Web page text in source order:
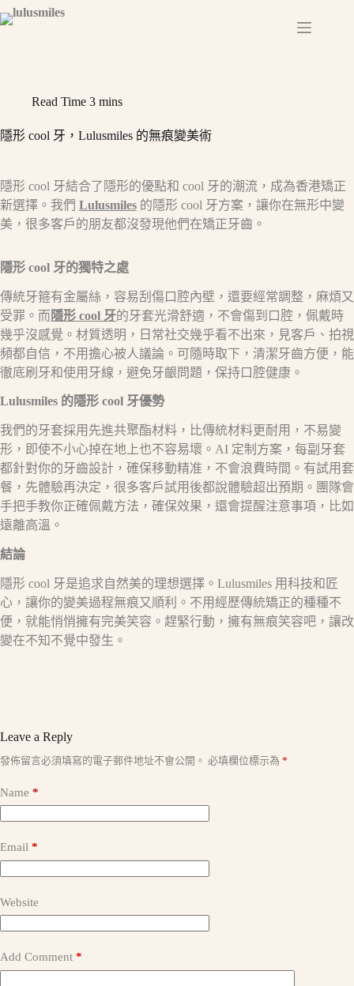
Skip
to
Read Time 3 mins
隱形 cool 牙，Lulusmiles 的無痕變美術​
隱形 cool 牙結合了隱形的優點和 cool 牙的潮流，成為香港矯正
新選擇。我們 Lulusmiles 的隱形 cool 牙方案，讓你在無形中變
美，很多客戶的朋友都沒發現他們在矯正牙齒。​
隱形 cool 牙的獨特之處​
傳統牙箍有金屬絲，容易刮傷口腔內壁，還要經常調整，麻煩又
受罪。而 隱形 cool 牙的牙套光滑舒適，不會傷到口腔，佩戴時
幾乎沒感覺。材質透明，日常社交幾乎看不出來，見客戶、拍視
頻都自信，不用擔心被人議論。可隨時取下，清潔牙齒方便，能
徹底刷牙和使用牙線，避免牙齦問題，保持口腔健康。​
Lulusmiles 的隱形 cool 牙優勢​
我們的牙套採用先進共聚酯材料，比傳統材料更耐用，不易變
形，即使不小心掉在地上也不容易壞。AI 定制方案，每副牙套
都針對你的牙齒設計，確保移動精准，不會浪費時間。有試用套
餐，先體驗再決定，很多客戶試用後都說體驗超出預期。團隊會
手把手教你正確佩戴方法，確保效果，還會提醒注意事項，比如
遠離高溫。​
結論​
隱形 cool 牙是追求自然美的理想選擇。Lulusmiles 用科技和匠
心，讓你的變美過程無痕又順利。不用經歷傳統矯正的種種不
便，就能悄悄擁有完美笑容。趕緊行動，擁有無痕笑容吧，讓改
變在不知不覺中發生。
Leave a Reply
發佈留言必須填寫的電子郵件地址不會公開。 必填欄位標示為 *
Name *
Email *
Website
Add Comment *
A
t
a
t
e
: